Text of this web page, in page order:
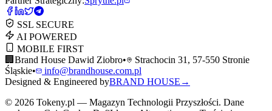
SSL SECURE
AI POWERED
MOBILE FIRST
🏢 Brand House Dawid Ziobro•
Strachocin 31, 57-550 Stronie
Śląskie•
info@brandhouse.com.pl
Designed & Engineered byBRAND HOUSE →
© 2026 Tokeny.pl — Magazyn Technologii Przyszłości. Dane